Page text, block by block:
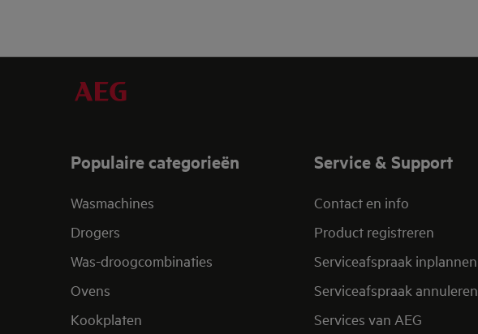
Populaire categorieën
Wasmachines
Drogers
Was-droogcombinaties
Ovens
Kookplaten
Service & Support
Contact en info
Product registreren
Serviceafspraak inplannen
Serviceafspraak annuleren
Services van AEG